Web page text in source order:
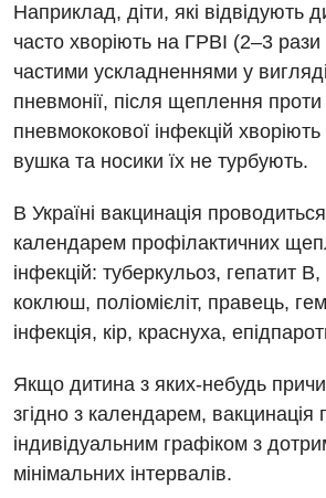
Нейросонографія
Рентгенографія
УЗД
Для дорослих
Акушерство і гінекологія
Алергологія, імунологія
Андрологія
Безоплатні послуги
Вакцинація
Відділення інтенсивної терапії
Відділення кардіосудинної патології
Ендоскопічне відділення
Онкологічне відділлення
Офтальмологічне відділення
Педіатричне відділення
Терапевтичне відділення
Травматологічне відділення
Урологічне відділення
Хірургічне відділення
Швидка медична допомога
Національний скринінг здоров’я 40+
Українська
Російська
Наприклад, діти, які відвідують
часто хворіють на ГРВІ (2–3 рази
частими ускладненнями у
пневмонії, після щеплення
пневмококової інфекцій
вушка та носики їх не турбують.
В Україні вакцинація
календарем профілактичних
інфекцій: туберкульоз, гепатит
коклюш, поліомієліт, правець,
інфекція, кір, краснуха,
Якщо дитина з яких-небудь
згідно з календарем, вакцинація
індивідуальним графіком з
мінімальних інтервалів.